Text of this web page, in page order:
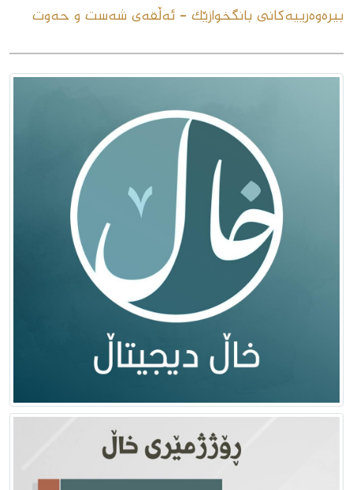
بیرەوەرییەکانی بانگخوازێک - ئەڵقەى شەست و حەوت